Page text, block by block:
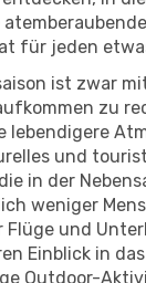
für jeden
ist zwar
zu
lebendigere
und
in der
weniger
Flüge und
Einblick in
Outdoor-